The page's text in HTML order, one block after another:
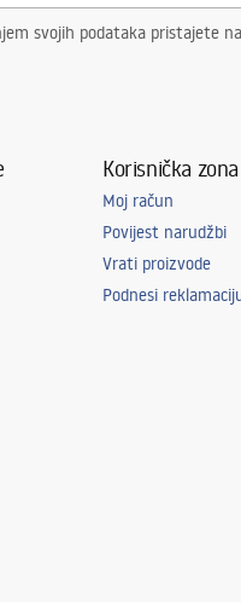
svojih podataka pristajete
Korisnička zona
Moj račun
Povijest narudžbi
Vrati proizvode
Podnesi